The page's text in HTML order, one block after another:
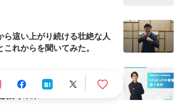
ら這い上がり続ける壮絶な人
れからを聞いてみた。
意識：CPO池田八輝が語る
く未来